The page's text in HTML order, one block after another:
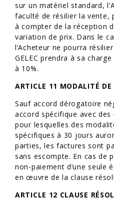
sur un matériel standard,
faculté de résilier la vente,
à compter de la réception
variation de prix. Dans le
l’Acheteur ne pourra
GELEC prendra à sa
à 10%.
ARTICLE 11 MODALITÉ DE
Sauf accord dérogatoire
accord spécifique avec
pour lesquelles des
spécifiques à 30 jours
parties, les factures sont
sans escompte. En cas de
non-paiement d’une seule
en œuvre de la clause
ARTICLE 12 CLAUSE